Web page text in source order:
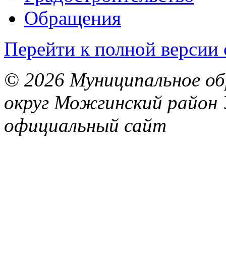
Обращения
Перейти к полной версии
© 2026 Муниципальное
округ Можгинский район
официальный сайт